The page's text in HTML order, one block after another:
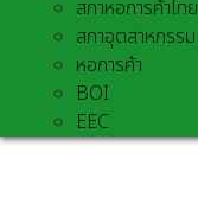
สภาหอการค้าไทย
สภาอุตสาหกรรม
หอการค้า
BOI
EEC